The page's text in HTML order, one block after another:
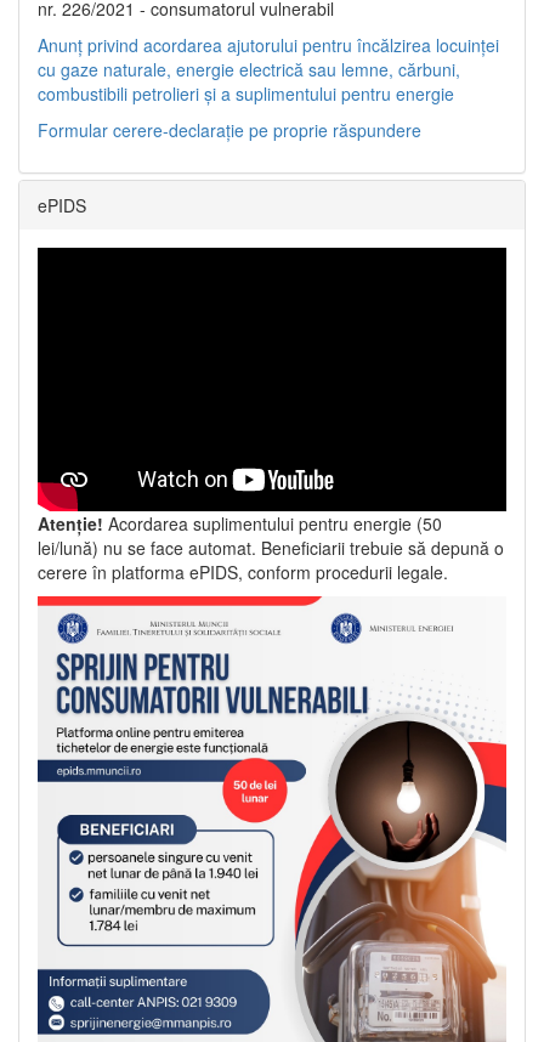
nr. 226/2021 - consumatorul vulnerabil
Anunț privind acordarea ajutorului pentru încălzirea locuinței
cu gaze naturale, energie electrică sau lemne, cărbuni,
combustibili petrolieri și a suplimentului pentru energie
Formular cerere-declarație pe proprie răspundere
ePIDS
Atenție! Acordarea suplimentului pentru energie (50
lei/lună) nu se face automat. Beneficiarii trebuie să depună o
cerere în platforma ePIDS, conform procedurii legale.